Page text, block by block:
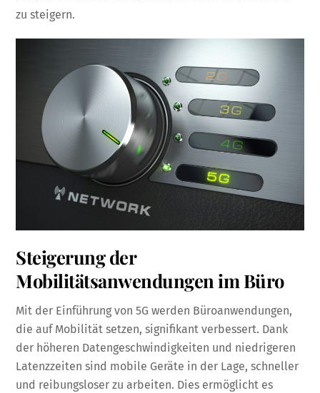
zu steigern.
Steigerung der
Mobilitätsanwendungen im Büro
Mit der Einführung von 5G werden Büroanwendungen,
die auf Mobilität setzen, signifikant verbessert. Dank
der höheren Datengeschwindigkeiten und niedrigeren
Latenzzeiten sind mobile Geräte in der Lage, schneller
und reibungsloser zu arbeiten. Dies ermöglicht es